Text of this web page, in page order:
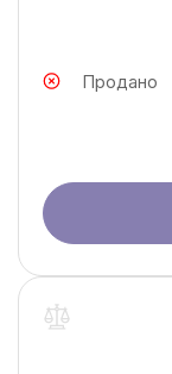
Продано